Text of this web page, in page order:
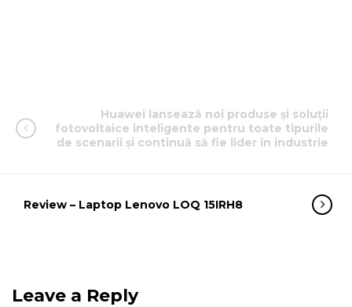
Huawei lansează noi produse și soluții
fotovoltaice inteligente pentru toate tipurile
de scenarii și continuă să fie lider în industrie
Review – Laptop Lenovo LOQ 15IRH8
Leave a Reply